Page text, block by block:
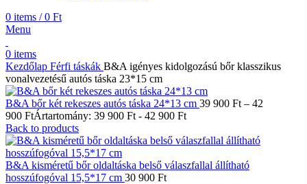
0 items / 0 Ft
Menu
0 items
Kezdőlap Férfi táskák B&A igényes kidolgozású bőr klasszikus
vonalvezetésű autós táska 23*15 cm
B&A bőr két rekeszes autós táska 24*13 cm 39 900 Ft – 42
900 FtÁrtartomány: 39 900 Ft - 42 900 Ft
Back to products
B&A kisméretű bőr oldaltáska belső válaszfallal állítható
hosszúfogóval 15,5*17 cm 30 900 Ft